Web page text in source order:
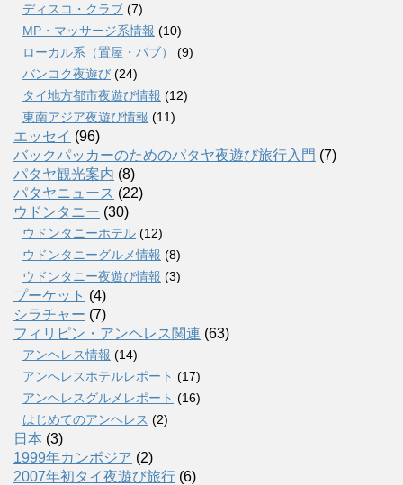
ディスコ・クラブ (7)
MP・マッサージ系情報 (10)
ローカル系（置屋・パブ）
(9)
バンコク夜遊び (24)
タイ地方都市夜遊び情報 (12)
東南アジア夜遊び情報 (11)
エッセイ (96)
バックパッカーのためのパタヤ夜遊び旅行入門 (7)
パタヤ観光案内 (8)
パタヤニュース (22)
ウドンタニー (30)
ウドンタニーホテル (12)
ウドンタニーグルメ情報 (8)
ウドンタニー夜遊び情報 (3)
プーケット (4)
シラチャー (7)
フィリピン・アンヘレス関連 (63)
アンヘレス情報 (14)
アンへレスホテルレポート (17)
アンヘレスグルメレポート (16)
はじめてのアンヘレス (2)
日本 (3)
1999年カンボジア (2)
2007年初タイ夜遊び旅行 (6)